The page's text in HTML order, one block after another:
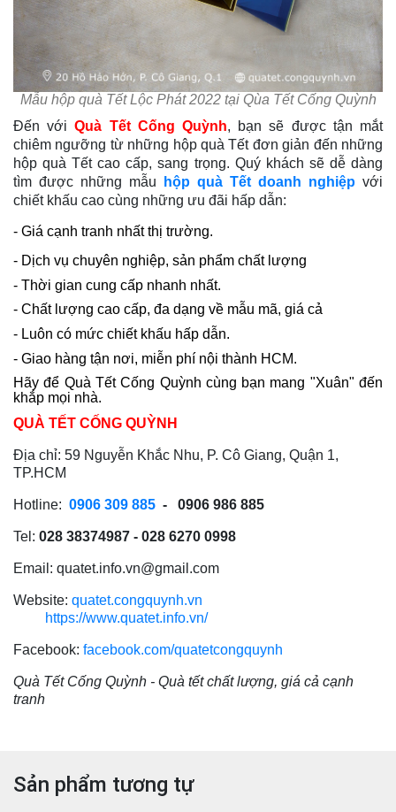
Mẫu hộp quà Tết Lộc Phát 2022 tại Qùa Tết Cống Quỳnh
Đến vớiQuà Tết Cống Quỳnh, bạn sẽ được tận mắt
chiêm ngưỡng từ những hộp quà Tết đơn giản đến những
hộp quà Tết cao cấp, sang trọng. Quý khách sẽ dễ dàng
tìm được những mẫu
hộp quà Tết doanh nghiệp với
chiết khấu cao cùng những ưu đãi hấp dẫn:
- Giá cạnh tranh nhất thị trường.
- Dịch vụ chuyên nghiệp, sản phẩm chất lượng
- Thời gian cung cấp nhanh nhất.
- Chất lượng cao cấp, đa dạng về mẫu mã, giá cả
- Luôn có mức chiết khấu hấp dẫn.
- Giao hàng tận nơi, miễn phí nội thành HCM.
Hãy để Quà Tết Cống Quỳnh cùng bạn mang "Xuân" đến
khắp mọi nhà.
QUÀ TẾT CỐNG QUỲNH
Địa chỉ: 59 Nguyễn Khắc Nhu, P. Cô Giang, Quận 1,
TP.HCM
Hotline: 0906 309 885 - 0906 986 885
Tel: 028 38374987 - 028 6270 0998
Email: quatet.info.vn@gmail.com
Website: quatet.congquynh.vn
https://www.quatet.info.vn/
Facebook: facebook.com/quatetcongquynh
Quà Tết Cống Quỳnh - Quà tết chất lượng, giá cả cạnh
tranh
Sản phẩm tương tự